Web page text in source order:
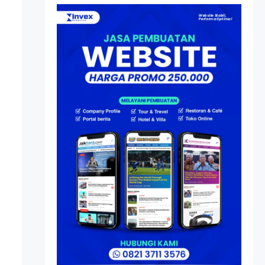
Atas Speedboat-nya, Kini
Ia Menjadi Nakhoda PPU
Artikel
HP Dopod U1000, Laptop
Mini yang Mendahului
Zaman Sebelum Era
iPhone dan Smartphone
Resonansi
Seri 1: Republik Karang
Kedempel, Lahirnya
Politik Non-Blok ke Go-
Blok!
Artikel
Menelusuri Akar Sejarah
Ulang Tahun PPU,
Pertentangan Bulan
Peringatan vs Pengesahan